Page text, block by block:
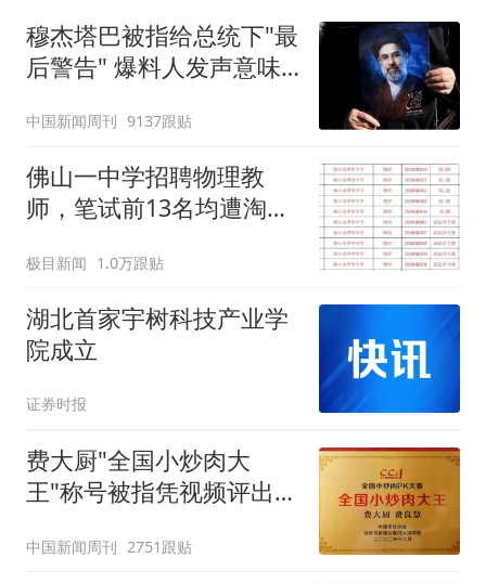
穆杰塔巴被指给总统下"最
后警告" 爆料人发声意味
中国新闻周刊 9137跟贴
佛山一中学招聘物理教
师，笔试前13名均遭淘
聘，成立调查组全面核查
极目新闻 1.0万跟贴
湖北首家宇树科技产业学
院成立
证券时报
费大厨"全国小炒肉大
王"称号被指凭视频评出
中国新闻周刊 2751跟贴